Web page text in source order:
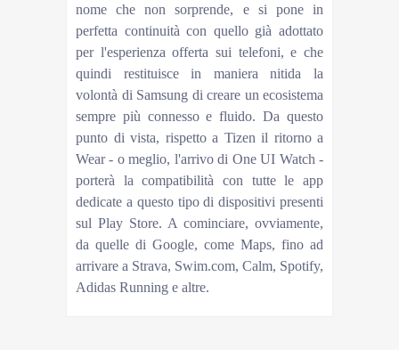
nome che non sorprende, e si pone in
perfetta continuità con quello già adottato
per l'esperienza offerta sui telefoni, e che
quindi restituisce in maniera nitida la
volontà di Samsung di creare un ecosistema
sempre più connesso e fluido. Da questo
punto di vista, rispetto a Tizen il ritorno a
Wear - o meglio, l'arrivo di One UI Watch -
porterà la compatibilità con tutte le app
dedicate a questo tipo di dispositivi presenti
sul Play Store. A cominciare, ovviamente,
da quelle di Google, come Maps, fino ad
arrivare a Strava, Swim.com, Calm, Spotify,
Adidas Running e altre.